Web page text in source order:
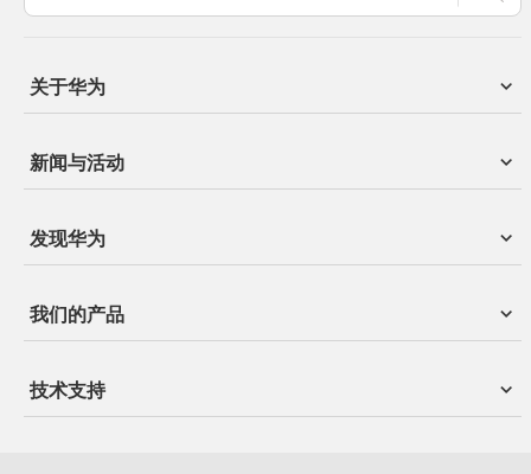
Intelligent World
端提供商。我们致力于把数字世界带入每个人、每个家庭、每个组织，构
了解华为
关于华为
新闻与活动
发现华为
我们的产品
技术支持